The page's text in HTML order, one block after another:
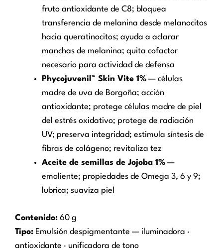
fruto antioxidante de C8; bloquea
transferencia de melanina desde melanocitos
hacia queratinocitos; ayuda a aclarar
manchas de melanina; quita cofactor
necesario para actividad de defensa
Phycojuvenil™ Skin Vite 1% — células
madre de uva de Borgoña; acción
antioxidante; protege células madre de piel
del estrés oxidativo; protege de radiación
UV; preserva integridad; estimula síntesis de
fibras de colágeno; revitaliza tez
Aceite de semillas de Jojoba 1% —
emoliente; propiedades de Omega 3, 6 y 9;
lubrica; suaviza piel
Contenido: 60 g
Tipo: Emulsión despigmentante — iluminadora ·
antioxidante · unificadora de tono